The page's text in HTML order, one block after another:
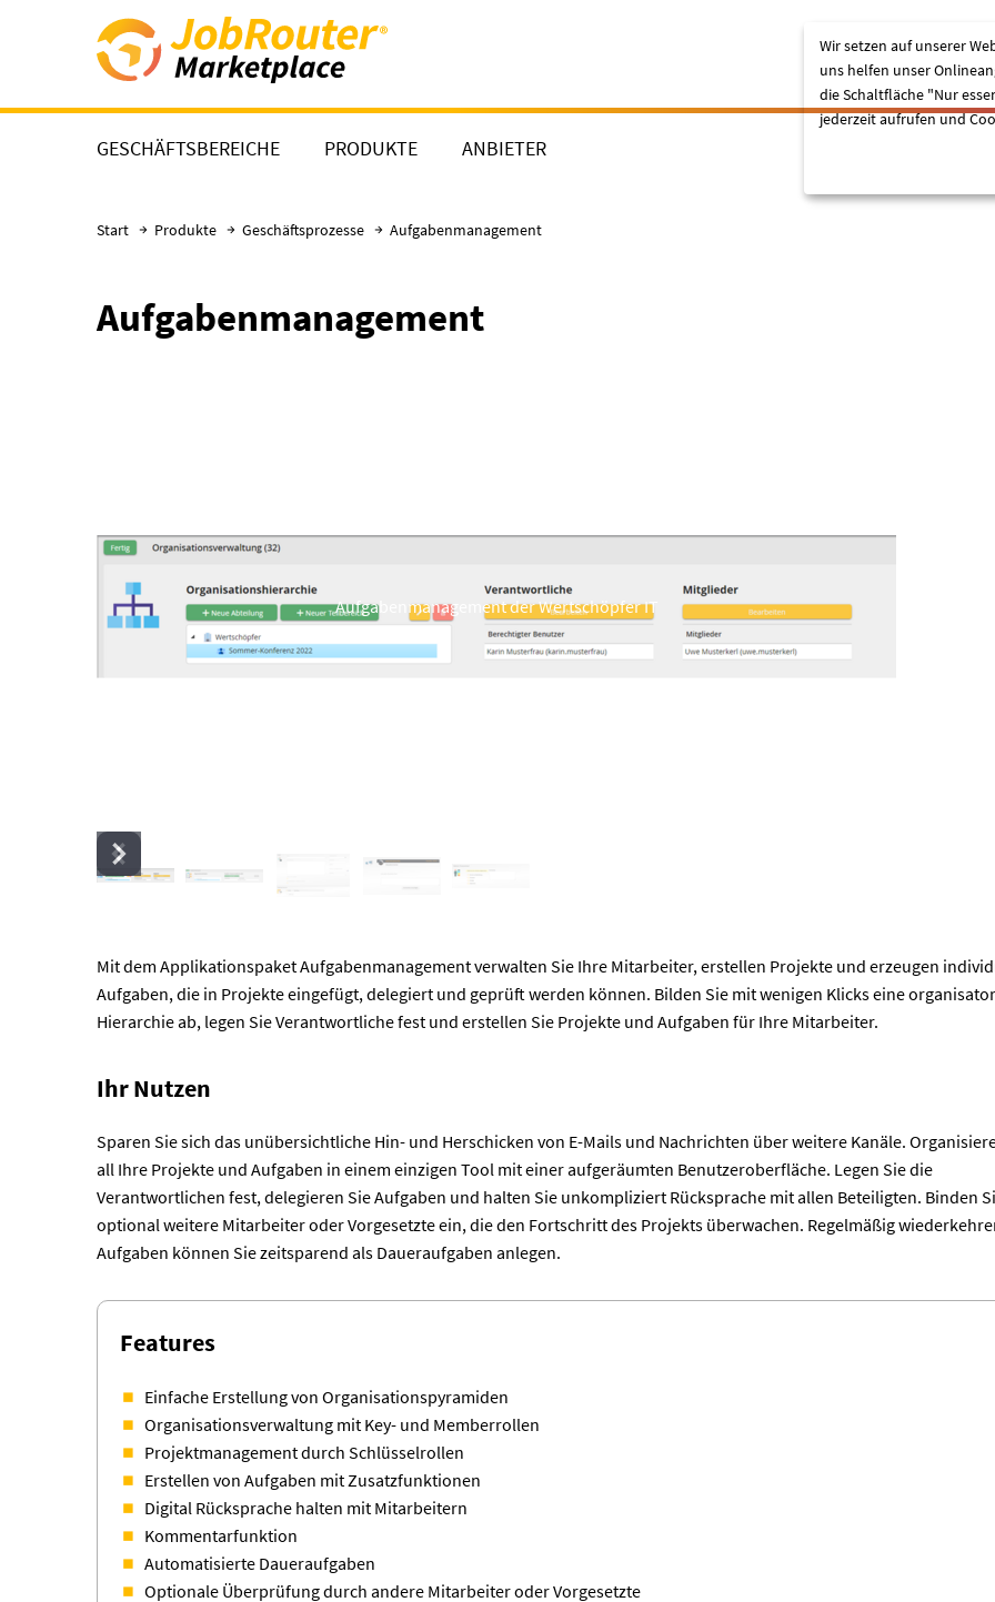
Direkt zum Hauptinhalt
GESCHÄFTSBEREICHE PRODUKTE ANBIETER
Start Produkte Geschäftsprozesse Aufgabenmanagement
Aufgabenmanagement
Aufgabenmanagement der Wertschöpfer IT
Mit dem Applikationspaket Aufgabenmanagement verwalten Sie Ihre Mitarbeiter, erstellen Projekte und erzeugen
Aufgaben, die in Projekte eingefügt, delegiert und geprüft werden können. Bilden Sie mit wenigen Klicks eine
Hierarchie ab, legen Sie Verantwortliche fest und erstellen Sie Projekte und Aufgaben für Ihre Mitarbeiter.
Ihr Nutzen
Sparen Sie sich das unübersichtliche Hin- und Herschicken von E-Mails und Nachrichten über weitere Kanäle.
all Ihre Projekte und Aufgaben in einem einzigen Tool mit einer aufgeräumten Benutzeroberfläche. Legen Sie die
Verantwortlichen fest, delegieren Sie Aufgaben und halten Sie unkompliziert Rücksprache mit allen Beteiligten. Binden
optional weitere Mitarbeiter oder Vorgesetzte ein, die den Fortschritt des Projekts überwachen. Regelmäßig
Aufgaben können Sie zeitsparend als Daueraufgaben anlegen.
Features
Einfache Erstellung von Organisationspyramiden
Organisationsverwaltung mit Key- und Memberrollen
Projektmanagement durch Schlüsselrollen
Erstellen von Aufgaben mit Zusatzfunktionen
Digital Rücksprache halten mit Mitarbeitern
Kommentarfunktion
Automatisierte Daueraufgaben
Optionale Überprüfung durch andere Mitarbeiter oder Vorgesetzte
Wir setzen auf unserer
uns helfen unser
die Schaltfläche "Nur
jederzeit aufrufen und